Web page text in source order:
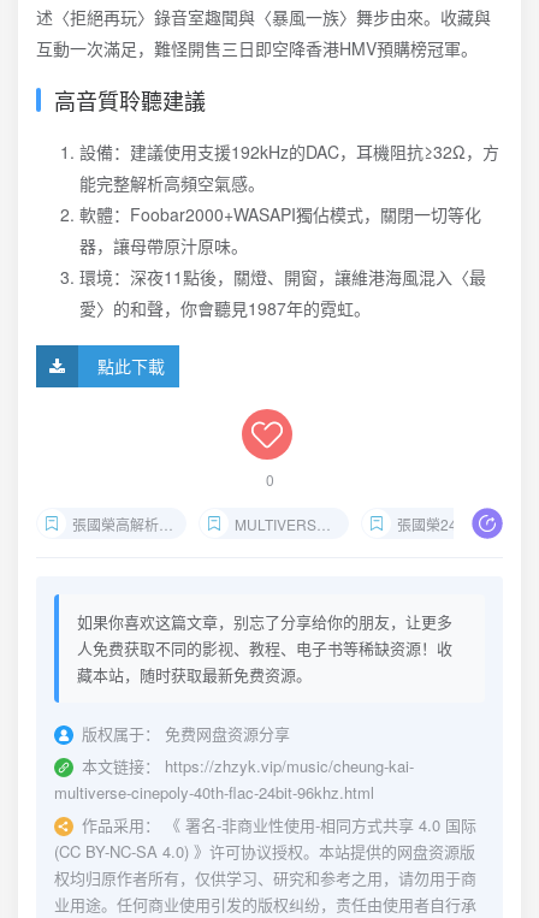
述〈拒絕再玩〉錄音室趣聞與〈暴風一族〉舞步由來。收藏與
互動一次滿足，難怪開售三日即空降香港HMV預購榜冠軍。
高音質聆聽建議
設備：建議使用支援192kHz的DAC，耳機阻抗≥32Ω，方
能完整解析高頻空氣感。
軟體：Foobar2000+WASAPI獨佔模式，關閉一切等化
器，讓母帶原汁原味。
環境：深夜11點後，關燈、開窗，讓維港海風混入〈最
愛〉的和聲，你會聽見1987年的霓虹。
點此下載
0
張國榮高解析音樂下載 MULTIVERSE 40周年2CD音質評測 張國榮24bit-96kHz母帶
如果你喜欢这篇文章，别忘了分享给你的朋友，让更多
人免费获取不同的影视、教程、电子书等稀缺资源！收
藏本站，随时获取最新免费资源。
版权属于：
免费网盘资源分享
本文链接：
https://zhzyk.vip/music/cheung-kai-
multiverse-cinepoly-40th-flac-24bit-96khz.html
作品采用：
《 署名-非商业性使用-相同方式共享 4.0 国际
(CC BY-NC-SA 4.0) 》许可协议授权。本站提供的网盘资源版
权均归原作者所有，仅供学习、研究和参考之用，请勿用于商
业用途。任何商业使用引发的版权纠纷，责任由使用者自行承